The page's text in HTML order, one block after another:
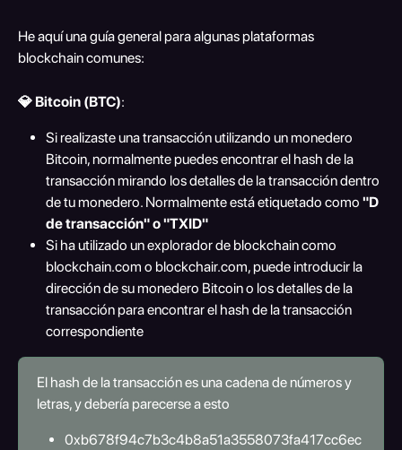
He aquí una guía general para algunas plataformas
blockchain comunes:
💎 Bitcoin (BTC):
Si realizaste una transacción utilizando un monedero
Bitcoin, normalmente puedes encontrar el hash de la
transacción mirando los detalles de la transacción dentro
de tu monedero. Normalmente está etiquetado como "D
de transacción" o "TXID"
Si ha utilizado un explorador de blockchain como
blockchain.com o blockchair.com, puede introducir la
dirección de su monedero Bitcoin o los detalles de la
transacción para encontrar el hash de la transacción
correspondiente
El hash de la transacción es una cadena de números y
letras, y debería parecerse a esto
0xb678f94c7b3c4b8a51a3558073fa417cc6ec